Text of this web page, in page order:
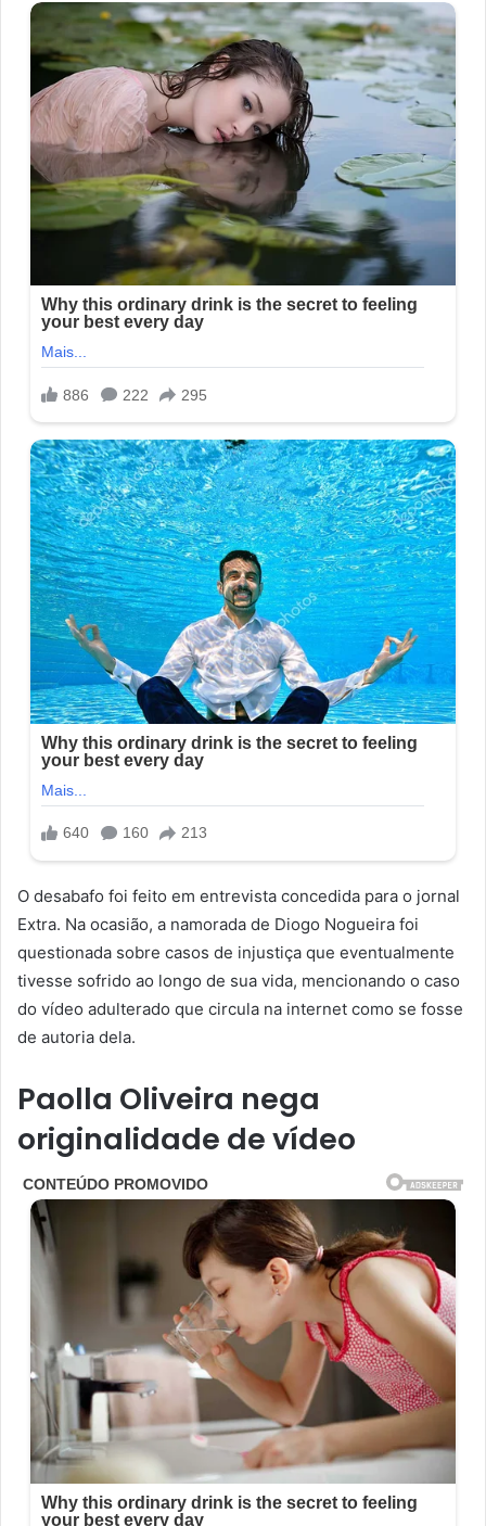
O desabafo foi feito em entrevista concedida para o jornal
Extra. Na ocasião, a namorada de Diogo Nogueira foi
questionada sobre casos de injustiça que eventualmente
tivesse sofrido ao longo de sua vida, mencionando o caso
do vídeo adulterado que circula na internet como se fosse
de autoria dela.
Paolla Oliveira nega
originalidade de vídeo